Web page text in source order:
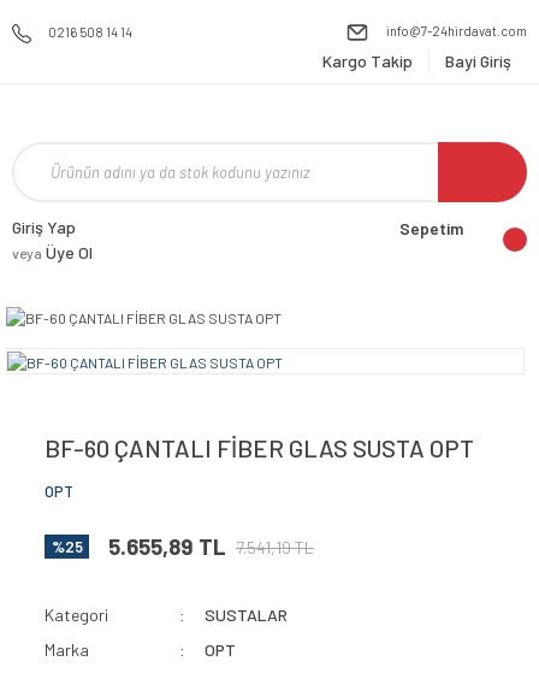
0216 508 14 14 info@7-24hirdavat.com
Kargo Takip Bayi Giriş
Giriş Yap
veya Üye Ol
Sepetim
BF-60 ÇANTALI FİBER GLAS SUSTA OPT
OPT
%25 5.655,89 TL 7.541,19 TL
Kategori
SUSTALAR
Marka
OPT